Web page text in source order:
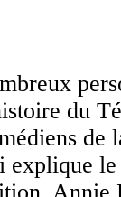
du
de
explique